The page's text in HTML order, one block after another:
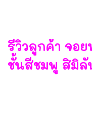
รีวิวลูกค้า จอย
ชั้นสีชมพู สิมิลั